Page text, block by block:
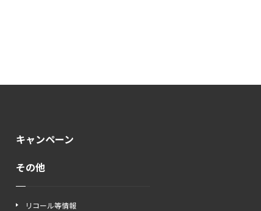
キャンペーン
その他
リコール等情報